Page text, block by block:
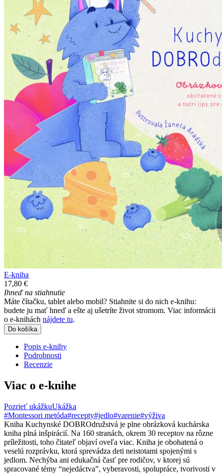
E-kniha
17,80 €
Ihneď na stiahnutie
Máte čítačku, tablet alebo mobil? Stiahnite si do nich e-knihu:
budete ju mať hneď a ešte aj ušetríte život stromom. Viac informácii
o e-knihách nájdete tu.
Do košíka
Popis e-knihy
Podrobnosti
Recenzie
Viac o e-knihe
Pozrieť ukážkuUkážka
#Montessori metóda#recepty#jedlo#varenie#výživa
Kniha Kuchynské DOBROdružstvá je plne obrázková kuchárska
kniha plná inšpirácií. Na 160 stranách, okrem 30 receptov na rôzne
príležitosti, toho čitateľ objaví oveľa viac. Kniha je obohatená o
veselú rozprávku, ktorá sprevádza deti neistotami spojenými s
jedlom. Nechýba ani edukačná časť pre rodičov, v ktorej sú
spracované témy “nejedáctva”, vyberavosti, spolupráce, tvorivosti v